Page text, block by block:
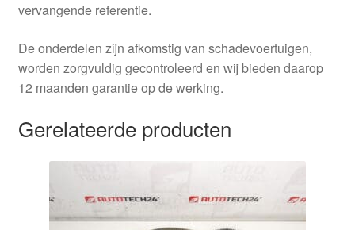
vervangende referentie.
De onderdelen zijn afkomstig van schadevoertuigen,
worden zorgvuldig gecontroleerd en wij bieden daarop
12 maanden garantie op de werking.
Gerelateerde producten